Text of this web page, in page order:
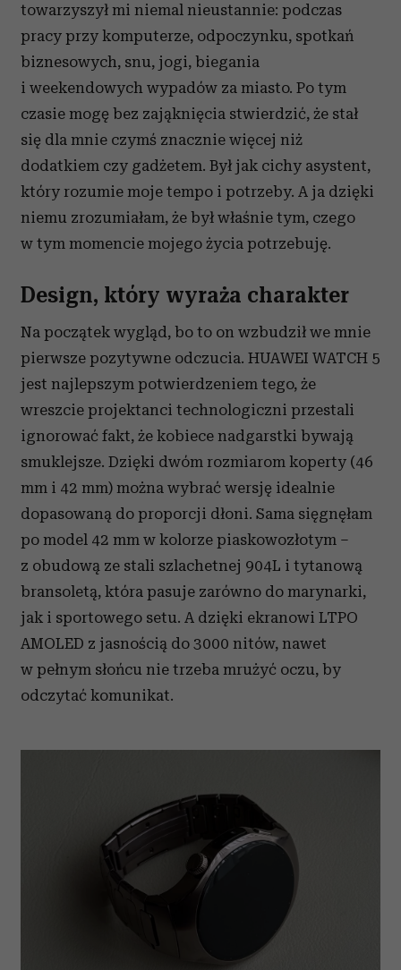
towarzyszył mi niemal nieustannie: podczas
pracy przy komputerze, odpoczynku, spotkań
biznesowych, snu, jogi, biegania
i weekendowych wypadów za miasto. Po tym
czasie mogę bez zająknięcia stwierdzić, że stał
się dla mnie czymś znacznie więcej niż
dodatkiem czy gadżetem. Był jak cichy asystent,
który rozumie moje tempo i potrzeby. A ja dzięki
niemu zrozumiałam, że był właśnie tym, czego
w tym momencie mojego życia potrzebuję.
Design, który wyraża charakter
Na początek wygląd, bo to on wzbudził we mnie
pierwsze pozytywne odczucia. HUAWEI WATCH 5
jest najlepszym potwierdzeniem tego, że
wreszcie projektanci technologiczni przestali
ignorować fakt, że kobiece nadgarstki bywają
smuklejsze. Dzięki dwóm rozmiarom koperty (46
mm i 42 mm) można wybrać wersję idealnie
dopasowaną do proporcji dłoni. Sama sięgnęłam
po model 42 mm w kolorze piaskowozłotym –
z obudową ze stali szlachetnej 904L i tytanową
bransoletą, która pasuje zarówno do marynarki,
jak i sportowego setu. A dzięki ekranowi LTPO
AMOLED z jasnością do 3000 nitów, nawet
w pełnym słońcu nie trzeba mrużyć oczu, by
odczytać komunikat.